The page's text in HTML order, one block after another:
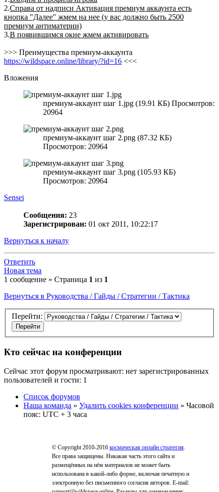
2.Справа от надписи Активация премиум аккаунта есть
кнопка "Далее" жмем на нее (у вас должно быть 2500
премиум антиматерии)
3.В появившимся окне жмем активировать
>>> Преимущества премиум-аккаунта
https://wildspace.online/library/?id=16 <<<
Вложения
премиум-аккаунт шаг 1.jpg (19.91 КБ) Просмотров:
20964
премиум-аккаунт шаг 2.png (87.32 КБ)
Просмотров: 20964
премиум-аккаунт шаг 3.png (105.93 КБ)
Просмотров: 20964
Sensei
Сообщения: 23
Зарегистрирован: 01 окт 2011, 10:22:17
Вернуться к началу
Ответить
Новая тема
1 сообщение » Страница 1 из 1
Вернуться в Руководства / Гайды / Стратегии / Тактика
Перейти:
Кто сейчас на конференции
Сейчас этот форум просматривают: нет зарегистрированных
пользователей и гости: 1
Список форумов
Наша команда » Удалить cookies конференции » Часовой
пояс: UTC + 3 часа
© Copyright 2010-2016 космическая онлайн стратегия
Все права защищены. Никакая часть этого сайта и
размещённых на нём материалов не может быть
использована в какой-либо форме, включая печатную и
электронную без письменного согласия авторов. E-mail: